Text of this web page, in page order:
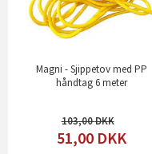
Magni - Sjippetov med PP
håndtag 6 meter
103,00
51,00 DKK